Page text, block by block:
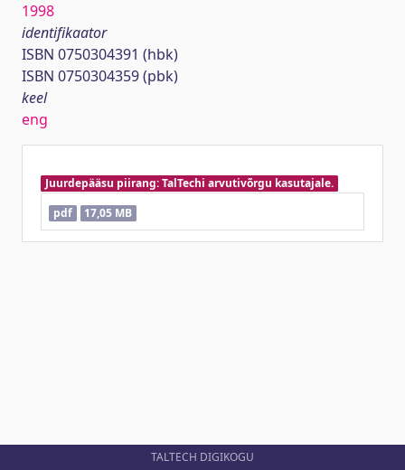
1998
identifikaator
ISBN 0750304391 (hbk)
ISBN 0750304359 (pbk)
keel
eng
Juurdepääsu piirang: TalTechi arvutivõrgu kasutajale.
pdf
17,05 MB
TALTECH DIGIKOGU